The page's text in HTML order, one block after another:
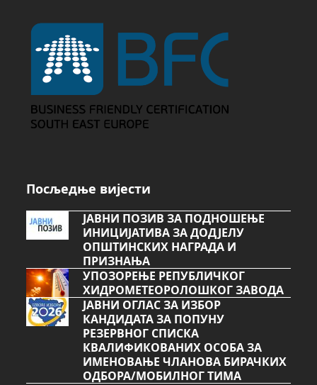
Посљедње вијести
ЈАВНИ ПОЗИВ ЗА ПОДНОШЕЊЕ
ИНИЦИЈАТИВА ЗА ДОДЈЕЛУ
ОПШТИНСКИХ НАГРАДА И
ПРИЗНАЊА
УПОЗОРЕЊЕ РЕПУБЛИЧКОГ
ХИДРОМЕТЕОРОЛОШКОГ ЗАВОДА
ЈАВНИ ОГЛАС ЗА ИЗБОР
КАНДИДАТА ЗА ПОПУНУ
РЕЗЕРВНОГ СПИСКА
КВАЛИФИКОВАНИХ ОСОБА ЗА
ИМЕНОВАЊЕ ЧЛАНОВА БИРАЧКИХ
ОДБОРА/МОБИЛНОГ ТИМА